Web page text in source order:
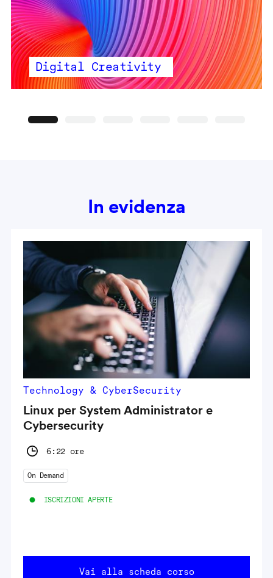
Digital Creativity
In evidenza
Technology & CyberSecurity
Linux per System Administrator e
Cybersecurity
6:22 ore
On Demand
ISCRIZIONI APERTE
Vai alla scheda corso